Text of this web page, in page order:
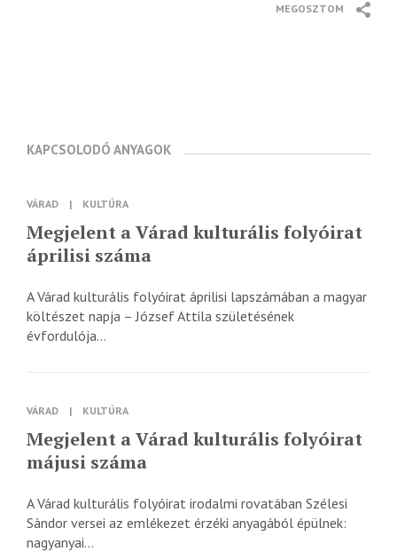
MEGOSZTOM
KAPCSOLODÓ ANYAGOK
VÁRAD | KULTÚRA
Megjelent a Várad kulturális folyóirat
áprilisi száma
A Várad kulturális folyóirat áprilisi lapszámában a magyar
költészet napja – József Attila születésének
évfordulója...
VÁRAD | KULTÚRA
Megjelent a Várad kulturális folyóirat
májusi száma
A Várad kulturális folyóirat irodalmi rovatában Szélesi
Sándor versei az emlékezet érzéki anyagából épülnek:
nagyanyai...